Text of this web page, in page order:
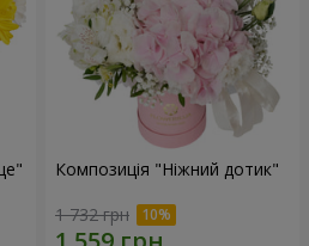
Композиція "Ніжний дотик"
1 732 грн